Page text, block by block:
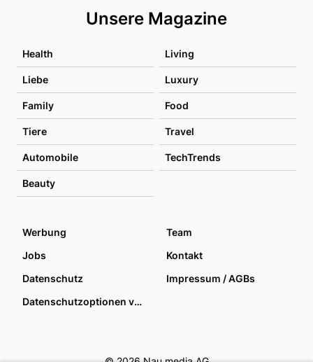
Unsere Magazine
Health Living
Liebe Luxury
Family Food
Tiere Travel
Automobile TechTrends
Beauty
Werbung
Team
Jobs
Kontakt
Datenschutz
Impressum / AGBs
Datenschutzoptionen verwalten